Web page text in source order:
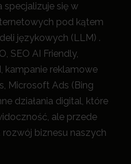
specjalizuje się w
pod kątem
językowych (LLM) .
SEO AI Friendly,
kampanie reklamowe
Microsoft Ads (Bing
działania digital, które
ale przede
biznesu naszych